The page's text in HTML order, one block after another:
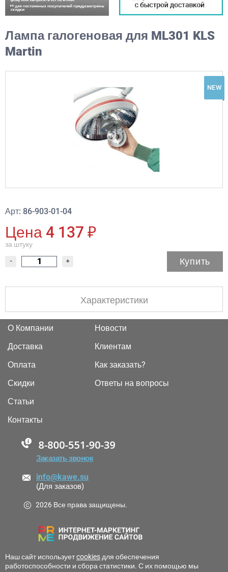
Лампа галогеновая для ML301 KLS
Martin
NEW
Арт: 86-903-01-04
Цена 4 137 ₽
за штуку
- + Купить
Характеристики
О Компании
Доставка
Оплата
Скидки
Новости
Клиентам
Как заказать?
Ответы на вопросы
Статьи
Контакты
88005555550
Заказать звонок
info@kawe.su
(Для заказов)
2026 Все права защищены.
Наш сайт используетcookiesдля обеспечения
работоспособности и сбора статистики. С их помощью мы